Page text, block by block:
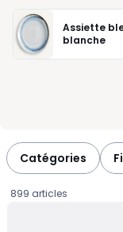
Assiette
blanche
Catégories
899 articles